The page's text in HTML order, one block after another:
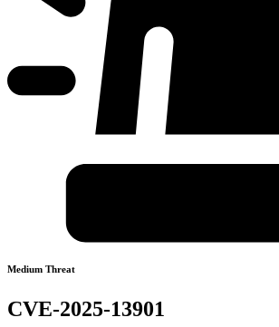
Medium Threat
CVE-2025-13901